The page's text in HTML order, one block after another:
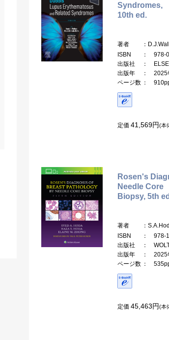
Syndromes,
10th ed.
著者
：
ISBN
： 978-
出版社
：
出版年
： 2025
ページ数 ：
定価 41,569円(本
Rosen's
Needle Core
Biopsy, 5th
著者
：
ISBN
： 978-
出版社
：
出版年
： 2025
ページ数 ：
定価 45,463円(本